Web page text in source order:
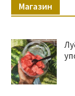
Магазин